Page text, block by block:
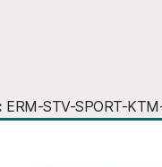
ERM-STV-SPORT-